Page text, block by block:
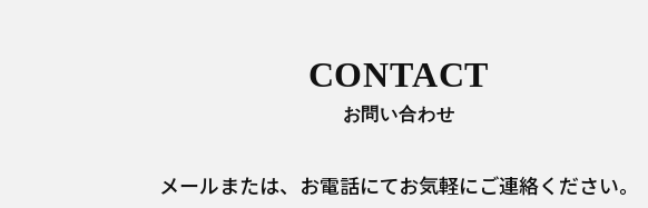
CONTACT
お問い合わせ
メールまたは、 お電話にてお気軽にご連絡ください。